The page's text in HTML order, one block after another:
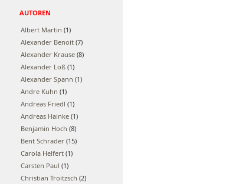
AUTOREN
Albert Martin (1)
Alexander Benoit (7)
Alexander Krause (8)
Alexander Loß (1)
Alexander Spann (1)
Andre Kuhn (1)
Andreas Friedl (1)
Andreas Hainke (1)
Benjamin Hoch (8)
Bent Schrader (15)
Carola Helfert (1)
Carsten Paul (1)
Christian Troitzsch (2)